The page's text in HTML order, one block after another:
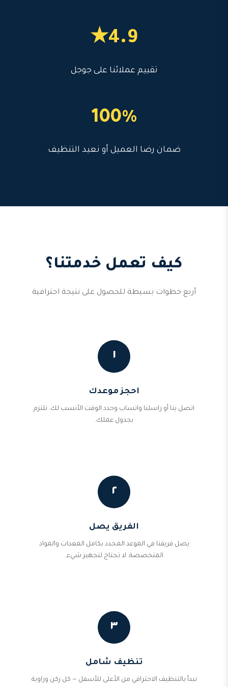
4.9★
تقييم عملائنا على جوجل
100%
ضمان رضا العميل أو نعيد التنظيف
كيف تعمل خدمتنا؟
أربع خطوات بسيطة للحصول على نتيجة احترافية
١
احجز موعدك
اتصل بنا أو راسلنا واتساب وحدد الوقت الأنسب لك. نلتزم
بجدول عملك.
٢
الفريق يصل
يصل فريقنا في الموعد المحدد بكامل المعدات والمواد
المتخصصة. لا تحتاج لتجهيز شيء.
٣
تنظيف شامل
نبدأ بالتنظيف الاحترافي من الأعلى للأسفل — كل ركن وزاوية